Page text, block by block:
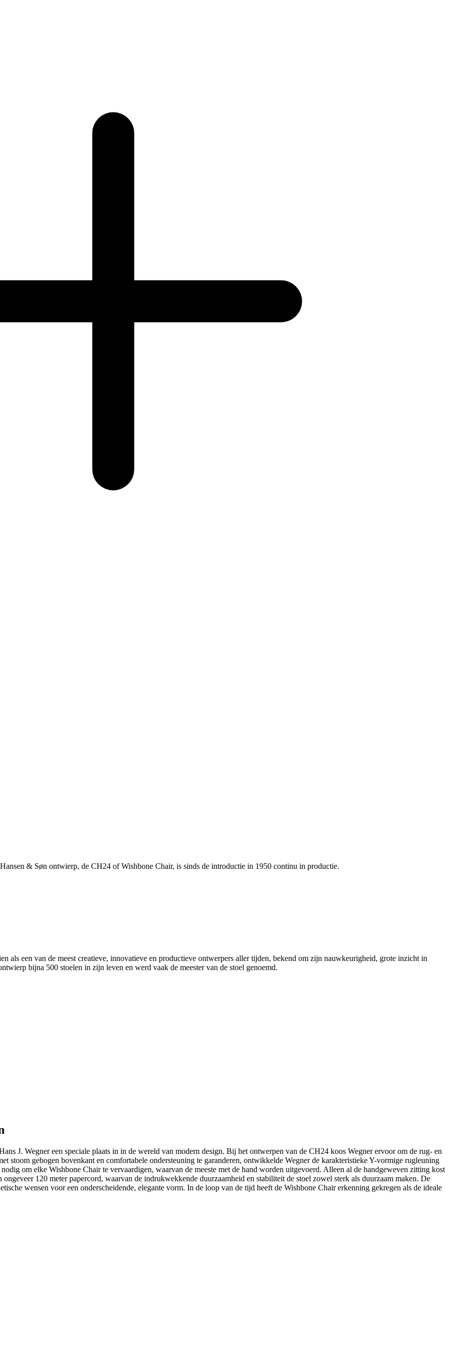
& Søn ontwierp, de CH24 of Wishbone Chair, is sinds de introductie in 1950 continu in productie.
als een van de meest creatieve, innovatieve en productieve ontwerpers aller tijden, bekend om zijn nauwkeurigheid, grote inzicht in
bijna 500 stoelen in zijn leven en werd vaak de meester van de stoel genoemd.
J. Wegner een speciale plaats in in de wereld van modern design. Bij het ontwerpen van de CH24 koos Wegner ervoor om de rug- en
stoom gebogen bovenkant en comfortabele ondersteuning te garanderen, ontwikkelde Wegner de karakteristieke Y-vormige rugleuning
om elke Wishbone Chair te vervaardigen, waarvan de meeste met de hand worden uitgevoerd. Alleen al de handgeweven zitting kost
120 meter papercord, waarvan de indrukwekkende duurzaamheid en stabiliteit de stoel zowel sterk als duurzaam maken. De
wensen voor een onderscheidende, elegante vorm. In de loop van de tijd heeft de Wishbone Chair erkenning gekregen als de ideale